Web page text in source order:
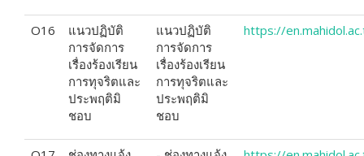
O16
แนวปฏิบัติ
การจัดการ
เรื่องร้องเรียน
การทุจริตและ
ประพฤติมิ
ชอบ
แนวปฏิบัติ
การจัดการ
เรื่องร้องเรียน
การทุจริตและ
ประพฤติมิ
ชอบ
https://